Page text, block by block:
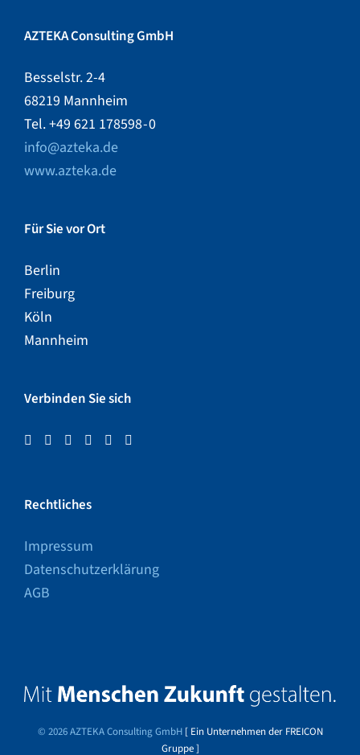
AZTEKA Consulting GmbH
Besselstr. 2-4
68219 Mannheim
Tel. +49 621 178598 - 0
info@azteka.de
www.azteka.de
Für Sie vor Ort
Berlin
Freiburg
Köln
Mannheim
Verbinden Sie sich
Rechtliches
Impressum
Datenschutzerklärung
AGB
© 2026 AZTEKA Consulting GmbH [ Ein Unternehmen der FREICON
Gruppe ]